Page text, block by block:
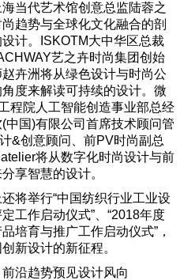
当代艺术馆创意总监陆蓉之
趋势与全球化文化融合的剖
计。ISKOTM大中华区总裁
艺之卉时尚集团创始
卉洲将从绿色设计与时尚公
度来解读可持续的设计。微
程院人工智能创造事业部总经
中国)有限公司首席技术顾问管
&创意顾问、前PV时尚副总
将从数字化时尚设计与前
享智慧的设计。
举行“中国纺织行业工业设
工作启动仪式”、“2018年度
培育与推广工作启动仪式”，
新设计的新征程。
趋势预见设计风向